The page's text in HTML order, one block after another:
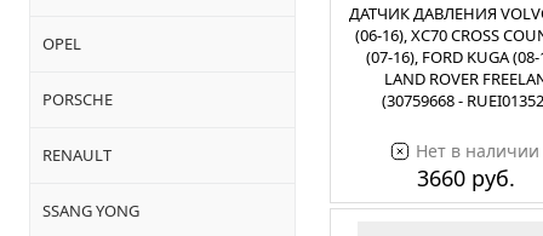
OPEL
PORSCHE
RENAULT
SSANG YONG
ДАТЧИК ДАВЛЕНИЯ
(06-16), XC70 CROSS
(07-16), FORD KUGA
LAND ROVER
(30759668 -
Нет в наличии
3660 руб.